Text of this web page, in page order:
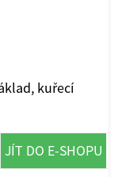
kuřecí
JÍT DO E-SHOPU